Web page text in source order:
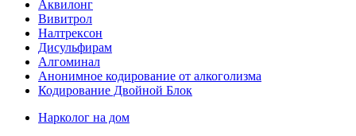
Аквилонг
Вивитрол
Налтрексон
Дисульфирам
Алгоминал
Анонимное кодирование от алкоголизма
Кодирование Двойной Блок
Нарколог на дом